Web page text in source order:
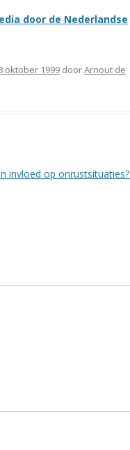
door de Nederlandse
oktober 1999 doorArnout de
invloed op onrustsituaties?